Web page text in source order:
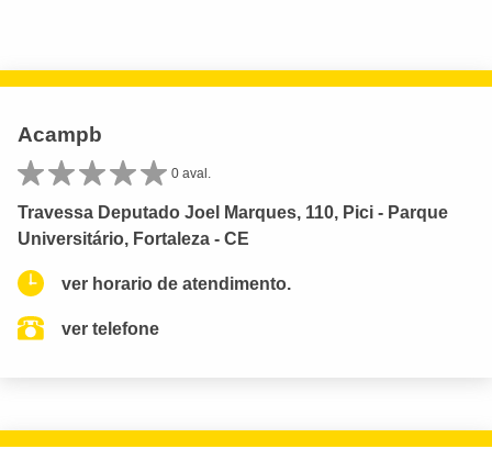
Acampb
0 aval.
Travessa Deputado Joel Marques, 110, Pici - Parque
Universitário, Fortaleza - CE
ver horario de atendimento.
ver telefone